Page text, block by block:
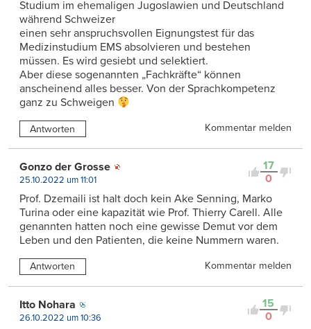
Studium im ehemaligen Jugoslawien und Deutschland
während Schweizer
einen sehr anspruchsvollen Eignungstest für das
Medizinstudium EMS absolvieren und bestehen
müssen. Es wird gesiebt und selektiert.
Aber diese sogenannten „Fachkräfte“ können
anscheinend alles besser. Von der Sprachkompetenz
ganz zu Schweigen
Antworten Kommentar melden
17
0
Gonzo der Grosse
25.10.2022 um 11:01
Prof. Dzemaili ist halt doch kein Ake Senning, Marko
Turina oder eine kapazität wie Prof. Thierry Carell. Alle
genannten hatten noch eine gewisse Demut vor dem
Leben und den Patienten, die keine Nummern waren.
Antworten Kommentar melden
15
0
Itto Nohara
26.10.2022 um 10:36